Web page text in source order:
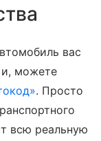
вас
можете
. Просто
всю реальную